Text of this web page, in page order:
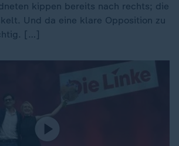
kippen bereits nach rechts; die
Und da eine klare Opposition zu
[…]